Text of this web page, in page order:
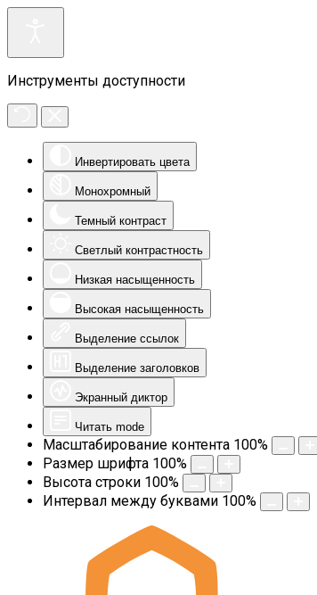
Инструменты доступности
Инвертировать цвета
Монохромный
Темный контраст
Светлый контрастность
Низкая насыщенность
Высокая насыщенность
Выделение ссылок
Выделение заголовков
Экранный диктор
Читать mode
Масштабирование контента 100%
Размер шрифта 100%
Высота строки 100%
Интервал между буквами 100%